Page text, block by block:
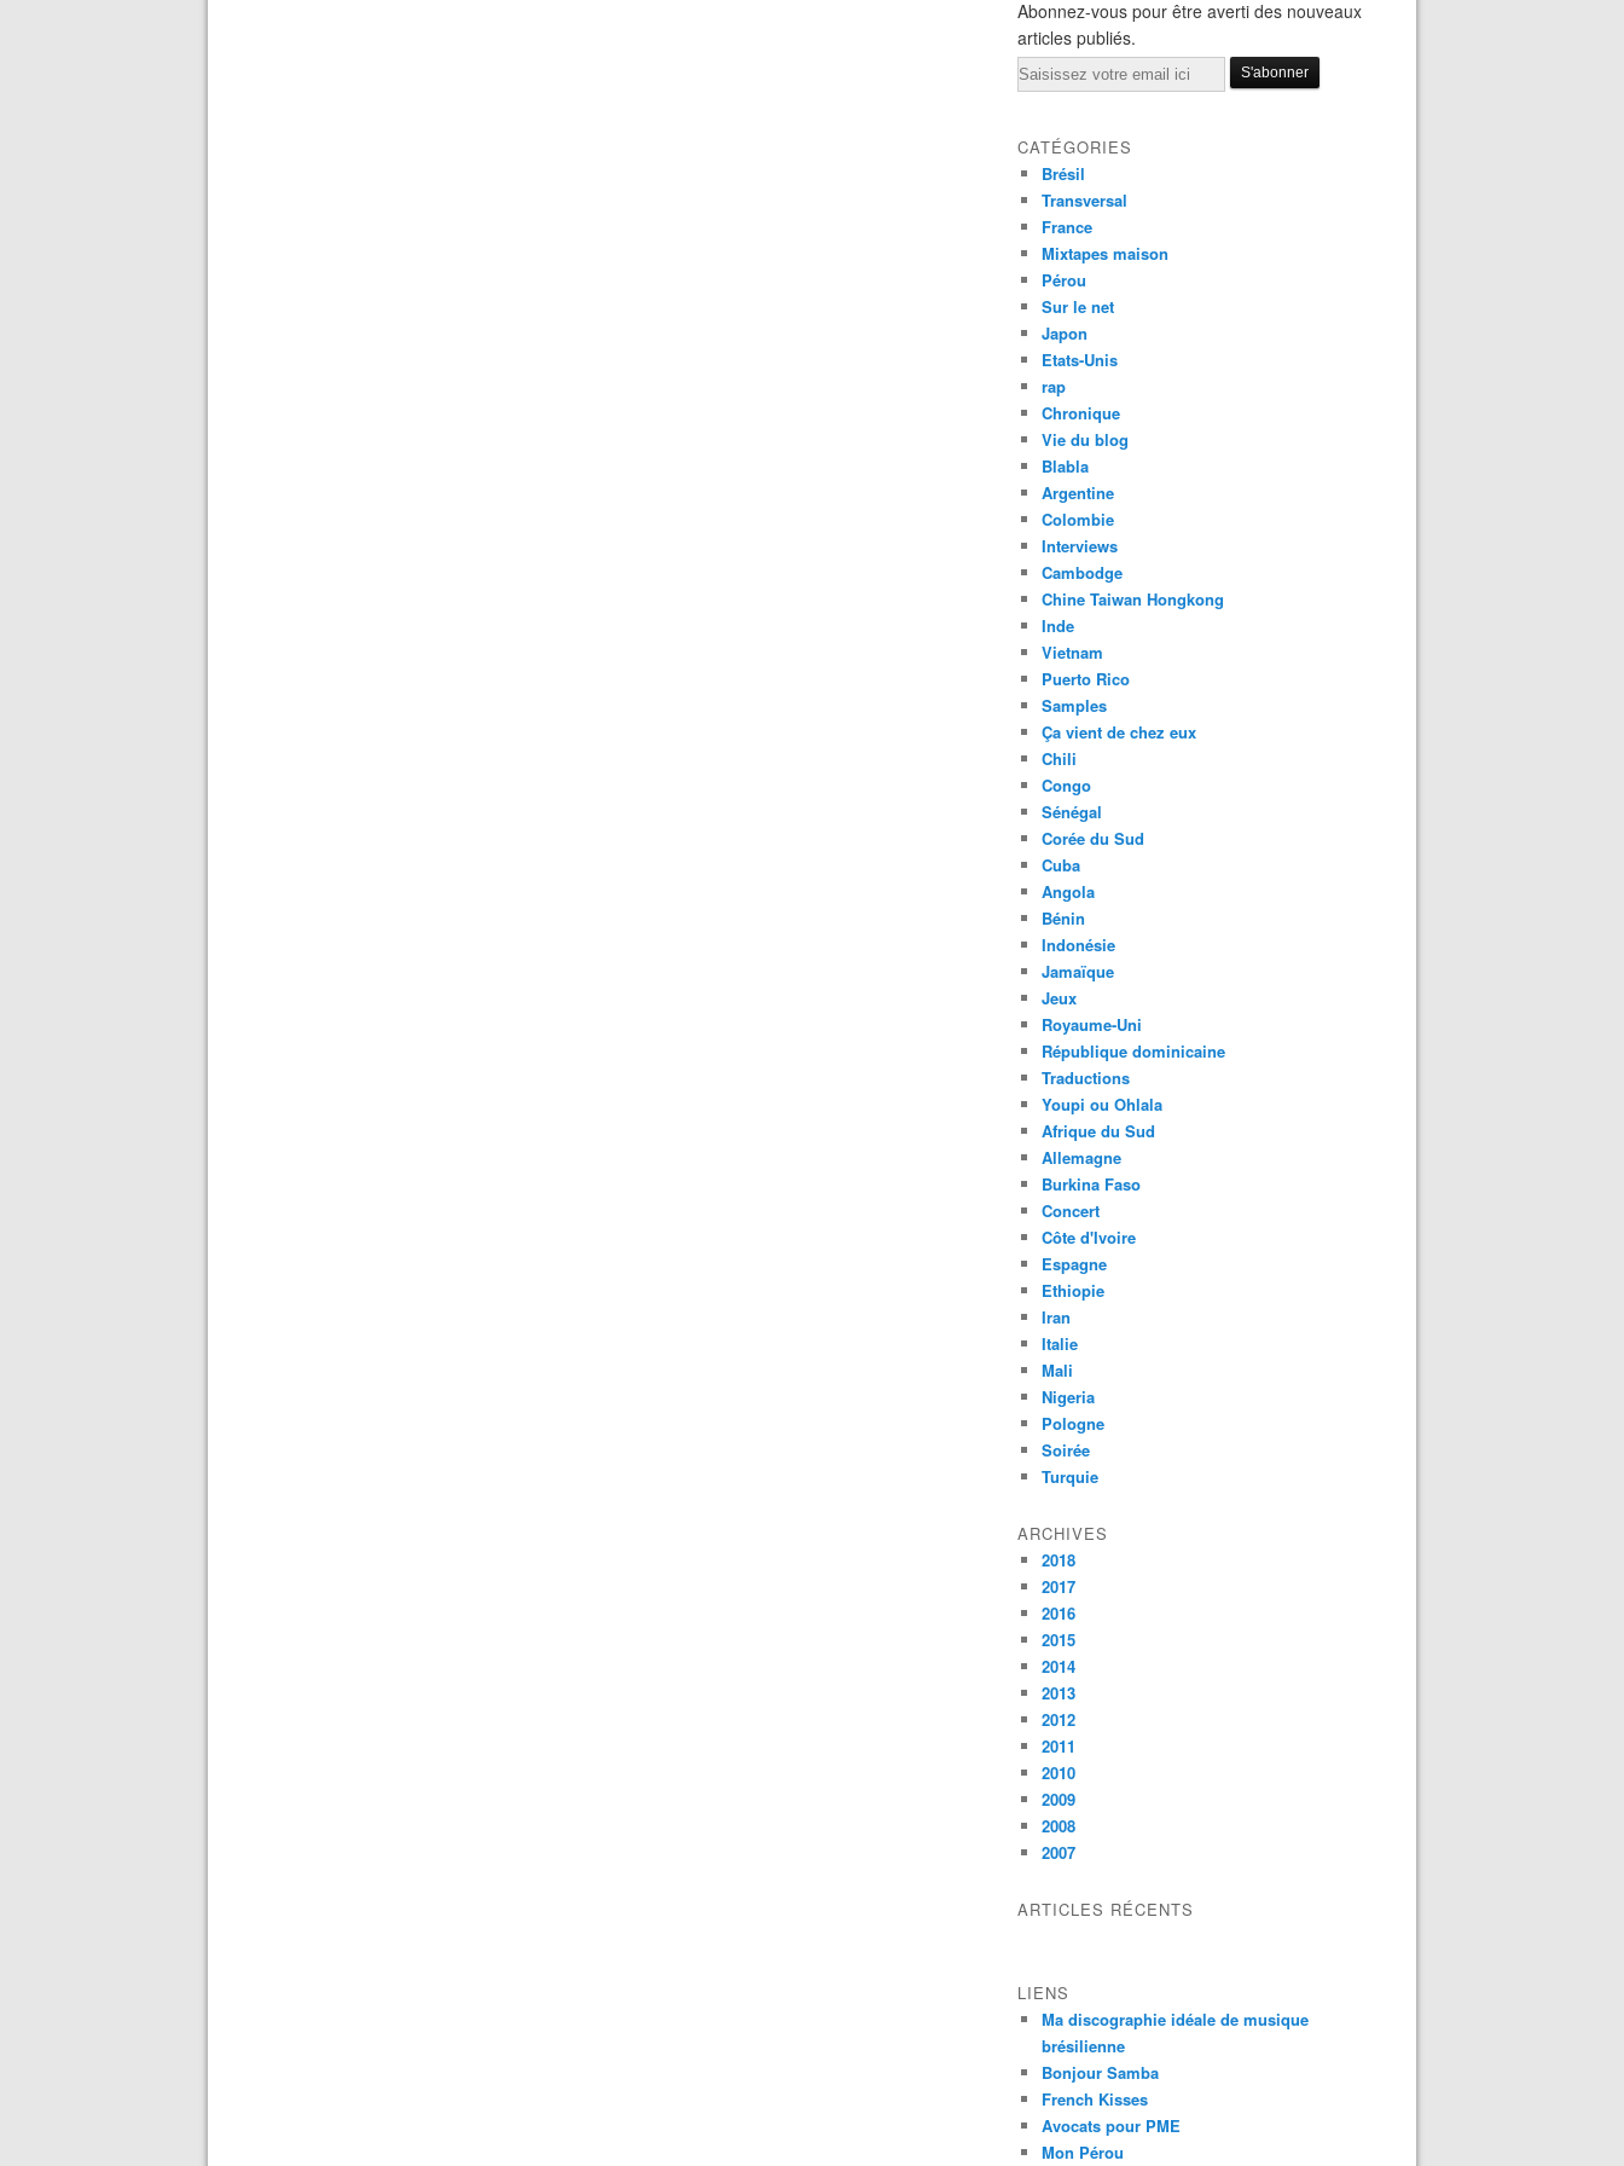
Abonnez-vous pour être averti des nouveaux
articles publiés.
Email
CATÉGORIES
Brésil
Transversal
France
Mixtapes maison
Pérou
Sur le net
Japon
Etats-Unis
rap
Chronique
Vie du blog
Blabla
Argentine
Colombie
Interviews
Cambodge
Chine Taiwan Hongkong
Inde
Vietnam
Puerto Rico
Samples
Ça vient de chez eux
Chili
Congo
Sénégal
Corée du Sud
Cuba
Angola
Bénin
Indonésie
Jamaïque
Jeux
Royaume-Uni
République dominicaine
Traductions
Youpi ou Ohlala
Afrique du Sud
Allemagne
Burkina Faso
Concert
Côte d'Ivoire
Espagne
Ethiopie
Iran
Italie
Mali
Nigeria
Pologne
Soirée
Turquie
ARCHIVES
2018
2017
2016
2015
2014
2013
2012
2011
2010
2009
2008
2007
ARTICLES RÉCENTS
LIENS
Ma discographie idéale de musique
brésilienne
Bonjour Samba
French Kisses
Avocats pour PME
Mon Pérou